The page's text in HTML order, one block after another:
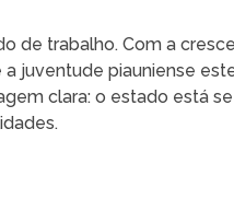
de trabalho. Com a
juventude piauniense
clara: o estado está se